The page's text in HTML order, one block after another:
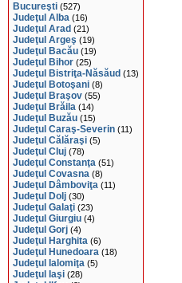
Bucureşti (527)
Judeţul Alba (16)
Judeţul Arad (21)
Judeţul Argeş (19)
Judeţul Bacău (19)
Judeţul Bihor (25)
Judeţul Bistriţa-Năsăud (13)
Judeţul Botoşani (8)
Judeţul Braşov (55)
Judeţul Brăila (14)
Judeţul Buzău (15)
Judeţul Caraş-Severin (11)
Judeţul Călăraşi (5)
Judeţul Cluj (78)
Judeţul Constanţa (51)
Judeţul Covasna (8)
Judeţul Dâmboviţa (11)
Judeţul Dolj (30)
Judeţul Galaţi (23)
Judeţul Giurgiu (4)
Judeţul Gorj (4)
Judeţul Harghita (6)
Judeţul Hunedoara (18)
Judeţul Ialomiţa (5)
Judeţul Iaşi (28)